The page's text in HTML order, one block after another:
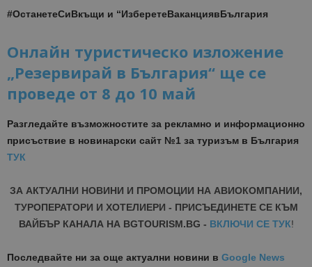
#ОстанетеСиВкъщи и “ИзберетеВаканциявБългария
Онлайн туристическо изложение
„Резервирай в България“ ще се
проведе от 8 до 10 май
Разгледайте възможностите за рекламно и информационно
присъствие в новинарски сайт №1 за туризъм в България
ТУК
ЗА АКТУАЛНИ НОВИНИ И ПРОМОЦИИ НА АВИОКОМПАНИИ,
ТУРОПЕРАТОРИ И ХОТЕЛИЕРИ - ПРИСЪЕДИНЕТЕ СЕ КЪМ
ВАЙБЪР КАНАЛА НА BGTOURISM.BG - ВКЛЮЧИ СЕ ТУК!
Последвайте ни за още актуални новини в Google News